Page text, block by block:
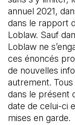
annuel 2021,
dans le rapport
Loblaw. Sauf
Loblaw ne
ces énoncés
de nouvelles
autrement.
dans le présent
date de celui-ci
mises en garde.